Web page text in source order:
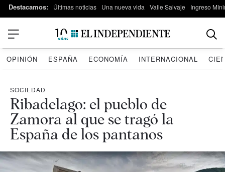
Destacamos: Últimas noticias Una nueva vida Valle Salvaje Ingreso
OPINIÓN ESPAÑA ECONOMÍA INTERNACIONAL
SOCIEDAD
Ribadelago: el pueblo de
Zamora al que se tragó la
España de los pantanos